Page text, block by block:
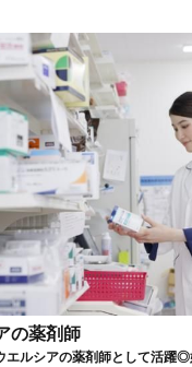
の薬剤師
ルシアの薬剤師として活躍◎